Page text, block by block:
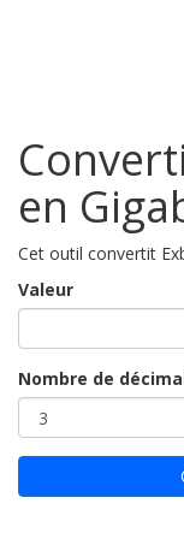
en
Cet outil convertit
Valeur
Nombre de